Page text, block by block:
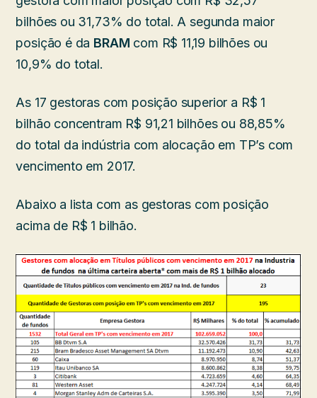
bilhões ou 31,73% do total. A segunda maior
posição é da BRAM com R$ 11,19 bilhões ou
10,9% do total.
As 17 gestoras com posição superior a R$ 1
bilhão concentram R$ 91,21 bilhões ou 88,85%
do total da indústria com alocação em TP’s com
vencimento em 2017.
Abaixo a lista com as gestoras com posição
acima de R$ 1 bilhão.